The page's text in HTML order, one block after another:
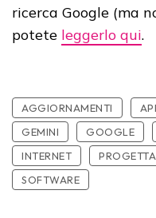
ricerca Google (ma
potete leggerlo qui.
AGGIORNAMENTI
GEMINI
GOOGLE
INTERNET
SOFTWARE